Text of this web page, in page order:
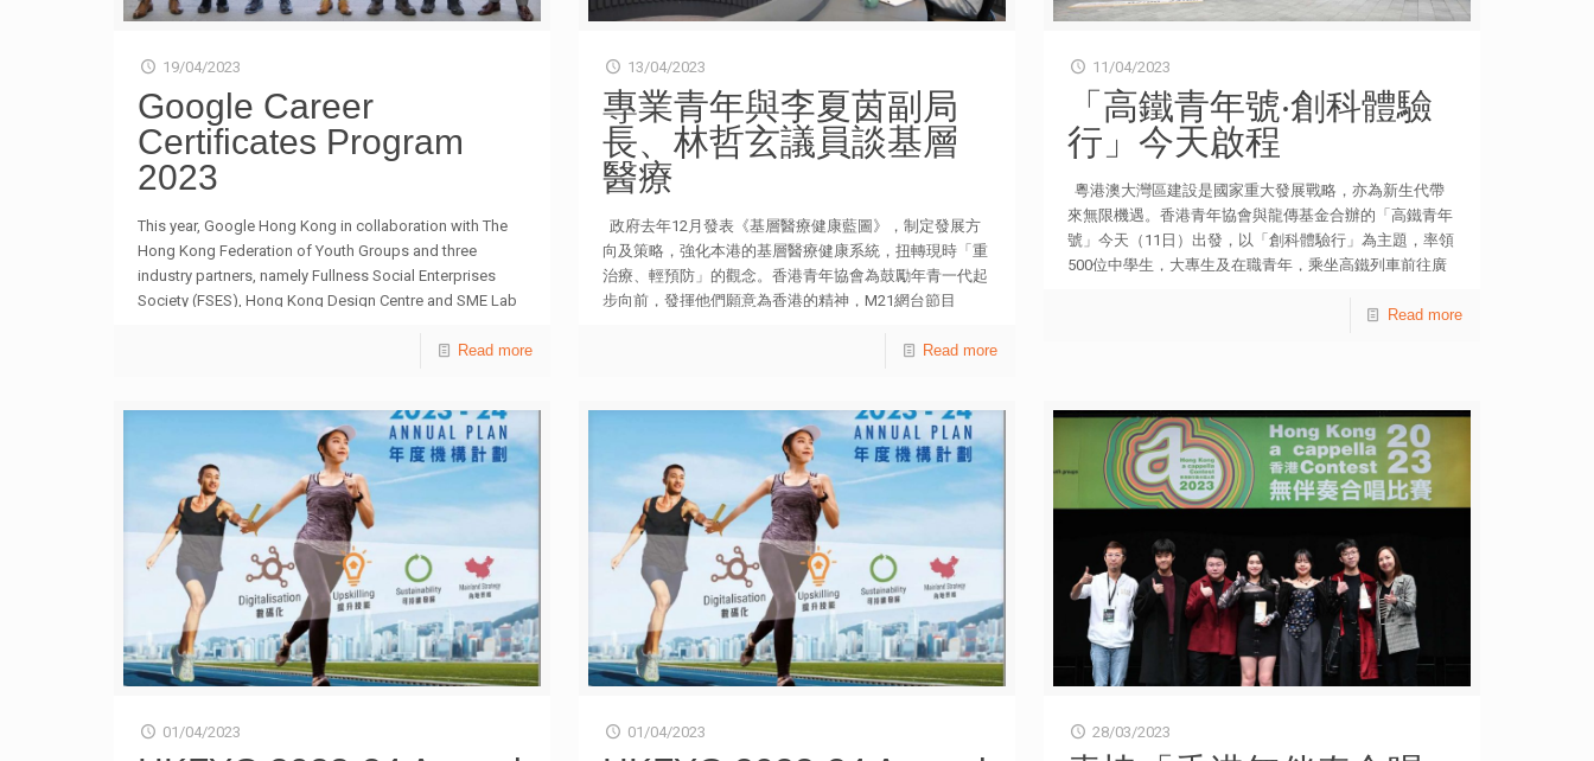
19/04/2023
Google Career
Certificates Program
2023
This year, Google Hong Kong in collaboration with The
Hong Kong Federation of Youth Groups and three
industry partners, namely Fullness Social Enterprises
Society (FSES), Hong Kong Design Centre and SME Lab
courses, doubling the amount of Google Career
secure jobs in high-demand fields. Google Career
Certificates Program offers flexible online training for
job-ready credentials to unlock career opportunities in
the digital era. The certificates cover 8 high-growth areas:
Advanced Data Analytics [NEW for 2023]
Read more
13/04/2023
專業青年與李夏茵副局
長、林哲玄議員談基層
醫療
政府去年12月發表《基層醫療健康藍圖》，制定發展方
向及策略，強化本港的基層醫療健康系統，扭轉現時「重
治療、輕預防」的觀念。香港青年協會為鼓勵年青一代起
步向前，發揮他們願意為香港的精神，M21網台節目
年與醫務衞生局副局長李夏茵醫生、立法會（醫療衞生
黃炳建（Solomon）及黃頌曦（Leo）。他們在節目中探
討社區康健中心的角色；並就基層醫療人才培育、預防慢
性病患和提升公眾健康素養提出建議。 他們亦就節目以
問卷調查形式，訪問了422位年齡介乎18至55歲本地市
民。結果發現，過半數（54%）從未聽過地區康健中心、
無運動習慣（59%），亦無均衡飲食習慣（56%）；亦有
近一半（49%）誤以為基層醫療是為基層市民而設。 醫
務衞生局副局長李夏茵醫生表示，目前本港醫療系統的情
況猶如一個倒三角形，只側重第三層的醫療服務，而忽略
第一層的基層醫療，期望可以扭轉市民的健康管理文化，
鼓勵大家從預防做起。在增加基層醫療人手方面，她指出
人進行健康風險預測，可減省醫療人員的工作，讓人力資
Read more
11/04/2023
「高鐵青年號‧創科體驗
行」今天啟程
粵港澳大灣區建設是國家重大發展戰略，亦為新生代帶
來無限機遇。香港青年協會與龍傳基金合辦的「高鐵青年
號」今天（11日）出發，以「創科體驗行」為主題，率領
500位中學生，大專生及在職青年，乘坐高鐵列車前往廣
日一夜的科學及嶺南文化之旅。今早活動於高鐵香港西九
（20.8%）、經濟發展（16.4%）及城市規劃（10.4%）。
他們較早前已參與工作坊，瞭解高鐵網路及對國家經濟發
展的影響；並將會參與「我的動感旅程」照片徵集比賽，
展示旅程中難忘和富有活力的一刻。 主禮團嘉賓包括︰
運輸及物流局局長林世雄、民政及青年事務局局長麥美
娟、中聯辦青年工作部副部長、一級巡視員宋來教授、港
鐵公司香港客運服務總監楊美珍，以及香港青年協會高級
顧問兼龍傳基金董事王䓪鳴博士出席出發禮。團長分別由
香港青年協會會長陳維安，以及龍傳基金主席黃嘉純擔
任。 另外，龍傳基金董事藍鴻震、樓家強和藍家達；香
港青年協會義務司庫廖於勤、委員陳重義博士、張英相教
授和鄭小康亦會隨團出發。港區全國人大代表冼漢迪；立
及一眾嘉賓和中學校長出席出發禮，以示支持。 「高鐵
Read more
01/04/2023 01/04/2023 28/03/2023